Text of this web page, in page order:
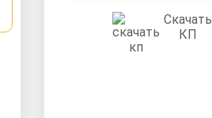
Скачать
КП